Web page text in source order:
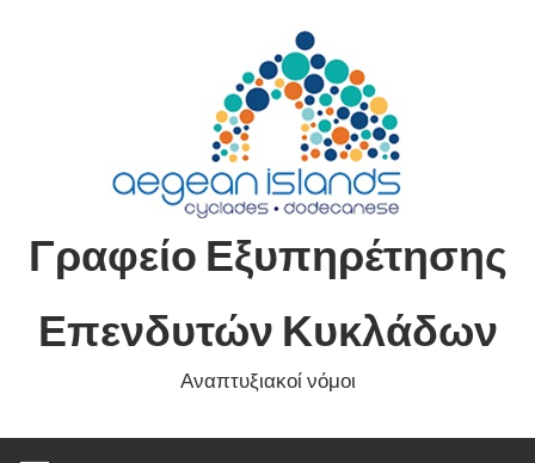
Γραφείο Εξυπηρέτησης
Επενδυτών Κυκλάδων
Αναπτυξιακοί νόμοι